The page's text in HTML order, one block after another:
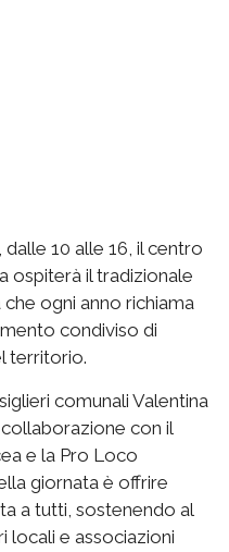
10 alle 16, il centro
ospiterà il tradizionale
ogni anno richiama
condiviso di
territorio.
comunali Valentina
con il
e la Pro Loco
giornata è offrire
a tutti, sostenendo al
locali e associazioni